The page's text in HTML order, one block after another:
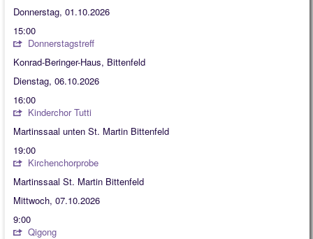
2026
Donnerstag, 01.10.2026
15:00
Donnerstagstreff
Konrad-Beringer-Haus, Bittenfeld
Dienstag, 06.10.2026
16:00
Kinderchor Tutti
Martinssaal unten St. Martin Bittenfeld
19:00
Kirchenchorprobe
Martinssaal St. Martin Bittenfeld
Mittwoch, 07.10.2026
9:00
Qigong